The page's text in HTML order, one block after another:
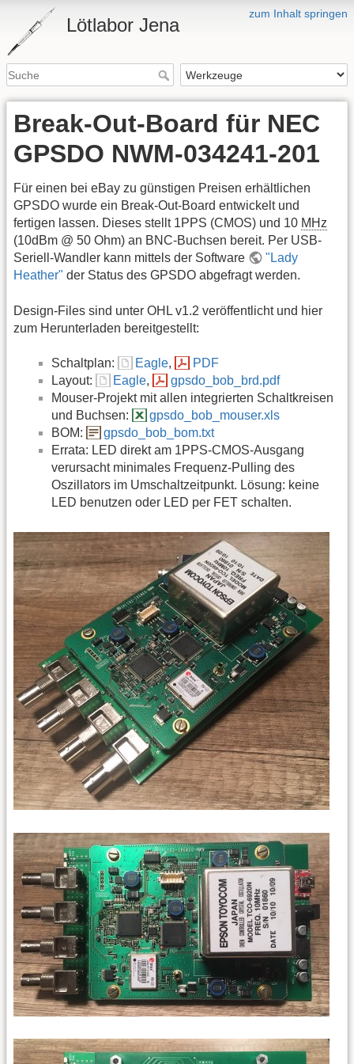
zum Inhalt springen
Lötlabor Jena
Break-Out-Board für NEC
GPSDO NWM-034241-201
Für einen bei eBay zu günstigen Preisen erhältlichen
GPSDO wurde ein Break-Out-Board entwickelt und
fertigen lassen. Dieses stellt 1PPS (CMOS) und 10 MHz
(10dBm @ 50 Ohm) an BNC-Buchsen bereit. Per USB-
Seriell-Wandler kann mittels der Software
"Lady
Heather" der Status des GPSDO abgefragt werden.
Design-Files sind unter OHL v1.2 veröffentlicht und hier
zum Herunterladen bereitgestellt:
Schaltplan: Eagle,
PDF
Layout:
Eagle,
gpsdo_bob_brd.pdf
Mouser-Projekt mit allen integrierten Schaltkreisen
und Buchsen:
gpsdo_bob_mouser.xls
BOM:
gpsdo_bob_bom.txt
Errata: LED direkt am 1PPS-CMOS-Ausgang
verursacht minimales Frequenz-Pulling des
Oszillators im Umschaltzeitpunkt. Lösung: keine
LED benutzen oder LED per FET schalten.